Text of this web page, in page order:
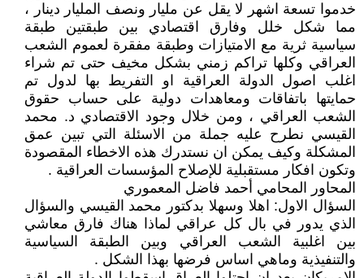
خدموا تسعة اشهر لا يقل عن مليار ونصف المليار دينار ،
مما شكل خلل وفارق اقتصادي بين طبقتين طبقة
سياسية ثرية مع الامتيازات وطبقة مفقرة لعموم الشعب
العراقي وكلها تراكم زمني بشكل مخيف حتى تم شراء
اغلب اصول الدولة العراقية او التفريط بها لدول تم
حمايتها باتفاقات ومعاهدات دولية على حساب حقوق
الشعب العراقي ، ومن خلال وجود الاقتصادي د. محمد
القيسي نطرح عليه جملة من الاسئلة التي تبين عمق
المشكلة وكيف يمكن ان نستدرك هذه الاخطاء المقصودة
وتكون افكار مستقبلية للإصلاح المؤسسات العراقية .
المحاور المحامي أحمد فاضل المعموري
السؤال الاول: اهلا وسهلا بدكتور محمد القيسي والسؤال
الذي يدور في بال كل عراقي لماذا هناك فارق معاشي
بين اغلبية الشعب العراقي وبين الطبقة السياسية
والتنفيذية وماهي اساس فرضها بهذا الشكل .